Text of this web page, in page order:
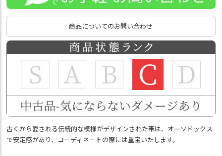
商品についてのお問い合わせ
古くから愛される伝統的な模様がデザインされた帯は、オーソドックス
で安定感があり、コーディネートの際には重宝いたします。